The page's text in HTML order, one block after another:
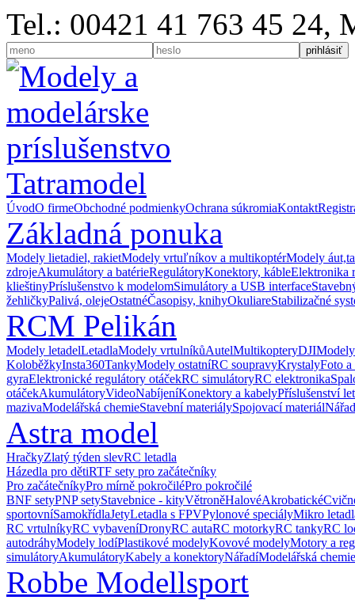
Tel.: 00421 41 763 45 24,
ÚvodO firmeObchodné podmienkyOchrana súkromiaKontakt
Základná ponuka
Modely lietadiel, rakietModely vrtuľníkov a multikoptérModely
zdrojeAkumulátory a batérieRegulátoryKonektory, kábleElektronika
klieštinyPríslušenstvo k modelomSimulátory a USB interface
žehličkyPalivá, olejeOstatnéČasopisy, knihyOkuliareStabilizačné
RCM Pelikán
Modely letadelLetadlaModely vrtulníkůAutelMultikopteryDJI
KoloběžkyInsta360TankyModely ostatníRC soupravyKrystalyFoto
gyraElektronické regulátory otáčekRC simulátoryRC elektronika
otáčekAkumulátoryVideoNabíjeníKonektory a kabelyPříslušenství
mazivaModelářská chemieStavební materiálySpojovací materiál
Astra model
HračkyZlatý týden slevRC letadla
Házedla pro dětiRTF sety pro začátečníky
Pro začátečníkyPro mírně pokročiléPro pokročilé
BNF setyPNP setyStavebnice - kityVětroněHalovéAkrobatické
sportovníSamokřídlaJetyLetadla s FPVPylonové speciályMikro
RC vrtulníkyRC vybaveníDronyRC autaRC motorkyRC tankyRC
autodráhyModely lodíPlastikové modelyKovové modelyMotory a
simulátoryAkumulátoryKabely a konektoryNářadíModelářská chemie
Robbe Modellsport